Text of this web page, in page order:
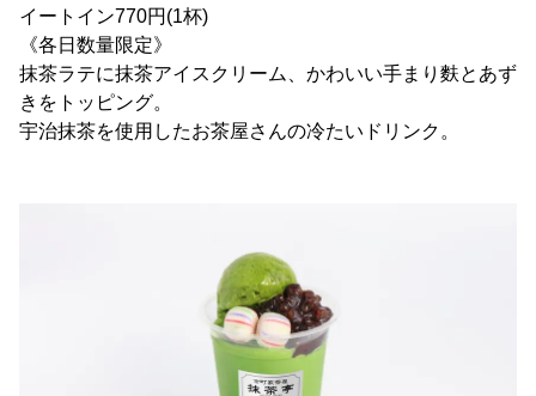
イートイン770円(1杯)
《各日数量限定》
抹茶ラテに抹茶アイスクリーム、かわいい手まり麩とあず
きをトッピング。
宇治抹茶を使用したお茶屋さんの冷たいドリンク。